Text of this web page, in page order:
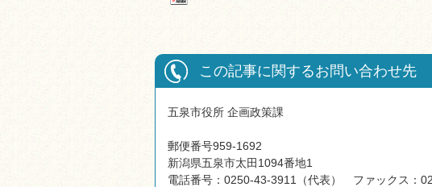
この記事に関するお問い合わせ先
五泉市役所 企画政策課
郵便番号959-1692
新潟県五泉市太田1094番地1
電話番号：0250-43-3911（代表） ファックス：